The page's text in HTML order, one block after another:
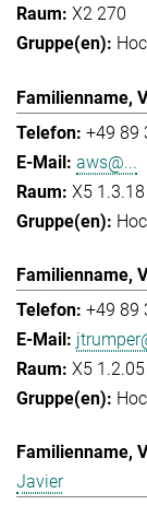
X2 270
+49 89
aws@...
X5 1.3.18
+49 89
X5 1.2.05
Javier